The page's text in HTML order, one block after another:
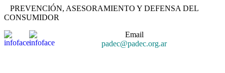
PREVENCIÓN, ASESORAMIENTO Y DEFENSA DEL
CONSUMIDOR
Email
padec@padec.org.ar